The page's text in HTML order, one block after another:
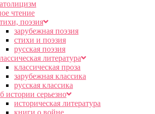
чтение
поэзия
зарубежная поэзия
стихи и поэзия
русская поэзия
литература
классическая проза
зарубежная классика
русская классика
истории серьезно
историческая литература
книги о войне